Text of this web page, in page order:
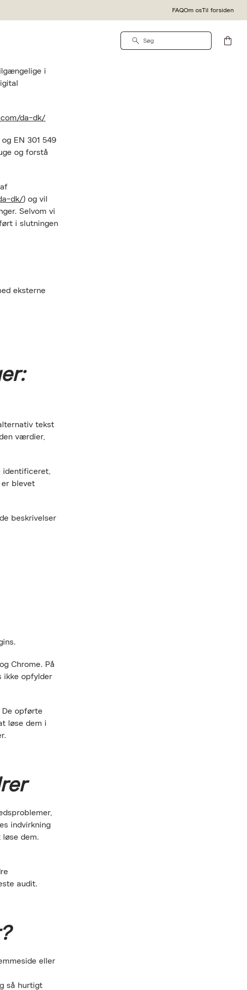
FAQOm osTil forsiden
i
da-dk/
EN 301 549
og forstå
dk/) og vil
Selvom vi
i slutningen
eksterne
tekst
værdier,
identificeret,
er blevet
beskrivelser
Chrome. På
ikke opfylder
De opførte
løse dem i
indvirkning
dem.
audit.
eller
så hurtigt